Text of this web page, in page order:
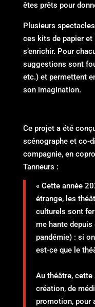
êtes prêts pour
Plusieurs
ces kits de papier et
s’enrichir. Pour
suggestions sont
etc.) et permettent
son imagination.
Ce projet a été
scénographe et co-
compagnie, en
Tanneurs :
« Cette année
étrange, les
culturels sont
me hante
pandémie) : si
est-ce que le
Au théâtre,
création, de
promotion, pour